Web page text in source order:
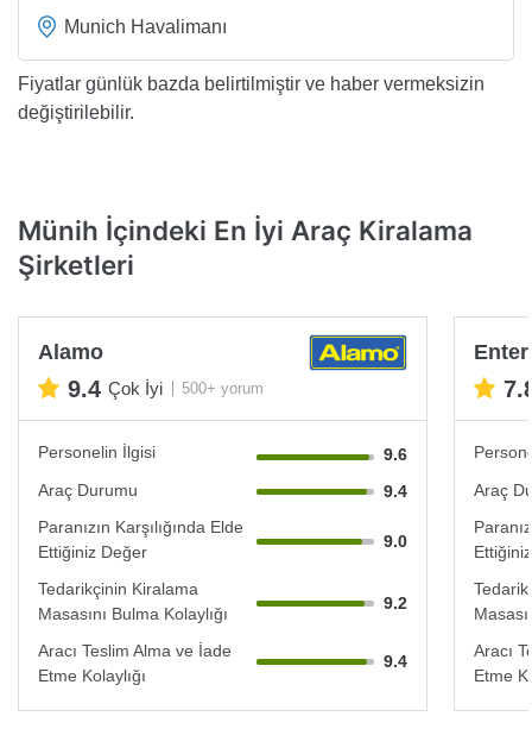
Munich Havalimanı
Fiyatlar günlük bazda belirtilmiştir ve haber vermeksizin
değiştirilebilir.
Münih İçindeki En İyi Araç Kiralama
Şirketleri
Alamo
9.4 Çok İyi 500+ yorum
Personelin İlgisi
9.6
Araç Durumu
9.4
Paranızın Karşılığında Elde
Ettiğiniz Değer
9.0
Tedarikçinin Kiralama
Masasını Bulma Kolaylığı
9.2
Aracı Teslim Alma ve İade
Etme Kolaylığı
9.4
Araç
Aracı
Etme